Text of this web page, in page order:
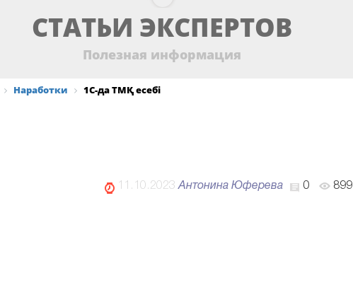
СТАТЬИ ЭКСПЕРТОВ
Полезная информация
Наработки 1С-да ТМҚ есебі
0 899
11.10.2023 Антонина Юферева